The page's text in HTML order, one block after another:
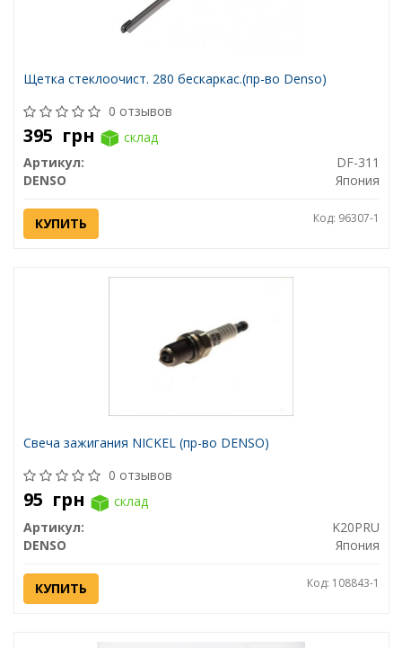
Щетка стеклоочист. 280 бескаркас.(пр-во Denso)
0 отзывов
395 грн
склад
Артикул:
DF-311
DENSO
Япония
КУПИТЬ Код: 96307-1
Свеча зажигания NICKEL (пр-во DENSO)
0 отзывов
95 грн
склад
Артикул:
K20PRU
DENSO
Япония
КУПИТЬ Код: 108843-1